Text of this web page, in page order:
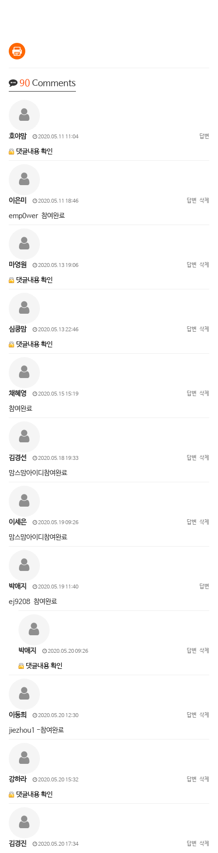
90 Comments
호야맘 2020.05.11 11:04 답변
댓글내용 확인
이은미 2020.05.11 18:46 답변 삭제
emp0wer 참여완료
마영원 2020.05.13 19:06 답변 삭제
댓글내용 확인
심쿵맘 2020.05.13 22:46 답변 삭제
댓글내용 확인
채혜영 2020.05.15 15:19 답변 삭제
참여완료
김경선 2020.05.18 19:33 답변 삭제
맘스맘아이디참여완료
이세은 2020.05.19 09:26 답변 삭제
맘스맘아이디참여완료
박애지 2020.05.19 11:40 답변
ej9208 참여완료
박애지 2020.05.20 09:26 답변 삭제
댓글내용 확인
이동희 2020.05.20 12:30 답변 삭제
jiezhou1 -참여완료
강하라 2020.05.20 15:32 답변 삭제
댓글내용 확인
김경진 2020.05.20 17:34 답변 삭제